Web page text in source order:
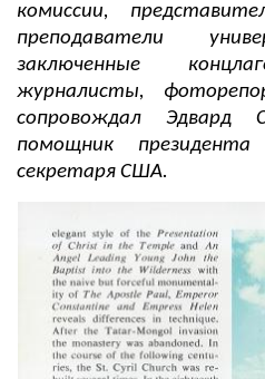
комиссии,
преподаватели
заключенные
журналисты,
сопровождал Эдвард
помощник президента
секретаря США.